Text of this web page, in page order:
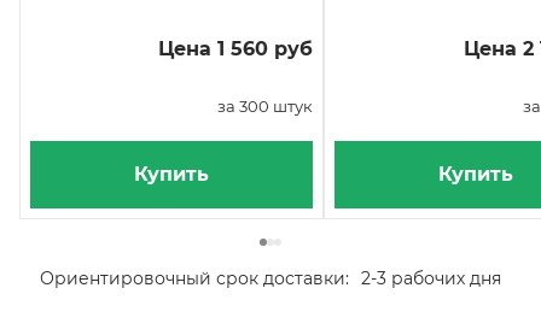
Цена 1 560 руб
за 300 штук
Купить
Цена 2
Купить
Ориентировочный срок доставки: 2-3 рабочих дня